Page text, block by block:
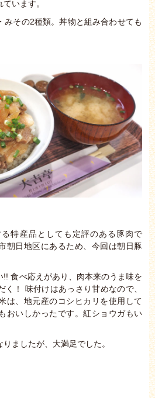
います。
みその2種類。丼物と組み合わせても
特産品としても定評のある豚肉で
朝日地区にあるため、今回は朝日豚
!! 食べ応えがあり、肉本来のうま味を
く！ 味付けはあっさり甘めなので、
は、地元産のコシヒカリを使用して
おいしかったです。紅ショウガもい
ましたが、大満足でした。